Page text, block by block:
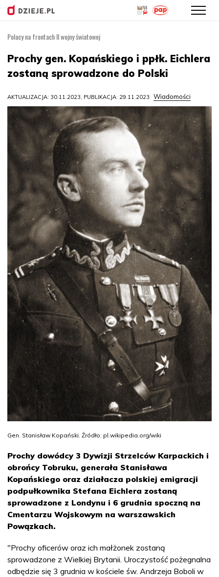
treści
Polacy na frontach II wojny światowej
Prochy gen. Kopańskiego i ppłk. Eichlera
zostaną sprowadzone do Polski
AKTUALIZACJA: 30.11.2023, PUBLIKACJA: 29.11.2023 Wiadomości
Gen. Stanisław Kopański. Źródło: pl.wikipedia.org/wiki
Prochy dowódcy 3 Dywizji Strzelców Karpackich i
obrońcy Tobruku, generała Stanisława
Kopańskiego oraz działacza polskiej emigracji
podpułkownika Stefana Eichlera zostaną
sprowadzone z Londynu i 6 grudnia spoczną na
Cmentarzu Wojskowym na warszawskich
Powązkach.
"Prochy oficerów oraz ich małżonek zostaną
sprowadzone z Wielkiej Brytanii. Uroczystość pożegnalna
odbędzie się 3 grudnia w kościele św. Andrzeja Boboli w